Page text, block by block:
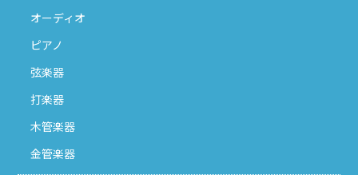
オーディオ
ピアノ
弦楽器
打楽器
木管楽器
金管楽器